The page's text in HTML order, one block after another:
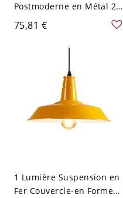
Postmoderne en Métal 2-
Ampoule Applique Murale
Design de Frange en
Cristal - 110 V-120 V Jaune
75,81 €
1 Lumière Suspension en
Fer Couvercle-en Forme